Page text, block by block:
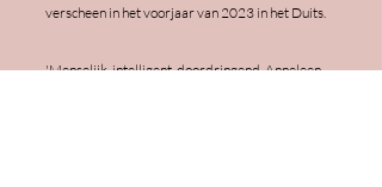
verscheen in het voorjaar van 2023 in het Duits.
'Menselijk, intelligent, doordringend. Anneleen